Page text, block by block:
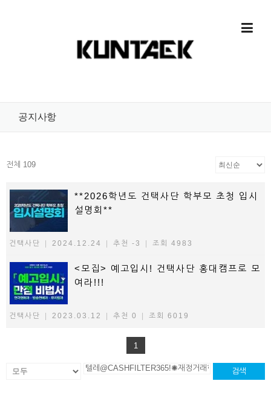
공지사항
전체 109
**2026학년도 건택사단 학부모 초청 입시
설명회**
건택사단 2024.12.24 추천 -3 조회 4983
<모집> 예고입시! 건택사단 홍대캠프로 모
여라!!!
건택사단 2023.03.12 추천 0 조회 6019
1
검색